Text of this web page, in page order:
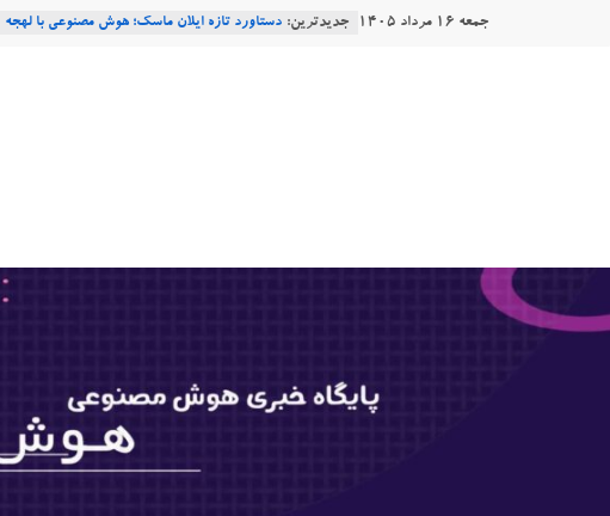
جمعه ۱۶ مرداد ۱۴۰۵ جدیدترین: دستاورد تازه ایلان ماسک؛ هوش مصنوعی با لهجه
خبری
مصنوعی